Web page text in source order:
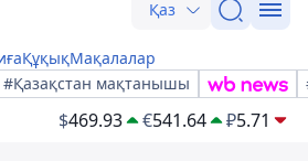
Қаз
ҚұқықМақалалар
#Қазақстан мақтанышы
$469.93 €541.64 ₽5.71